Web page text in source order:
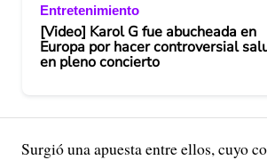
Entretenimiento
[Video] Karol G fue abucheada en
Europa por hacer controversial
en pleno concierto
Surgió una apuesta entre ellos, cuyo